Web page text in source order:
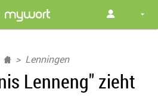
Lenningen
Lenneng" zieht